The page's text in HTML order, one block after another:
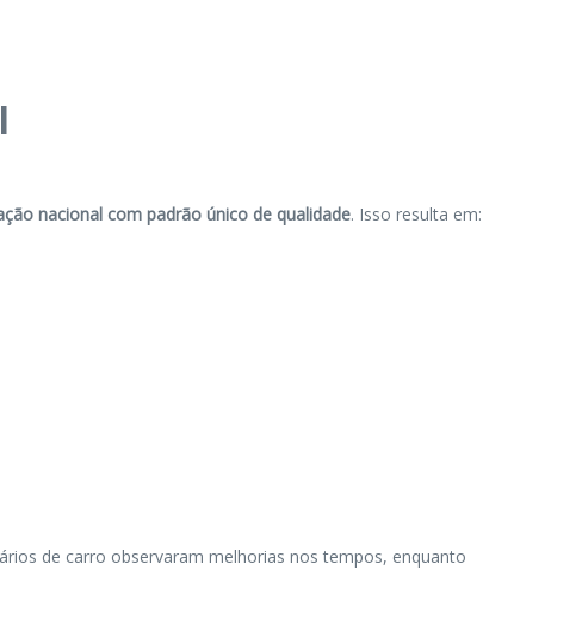
nacional com padrão único de qualidade. Isso resulta em:
de carro observaram melhorias nos tempos, enquanto